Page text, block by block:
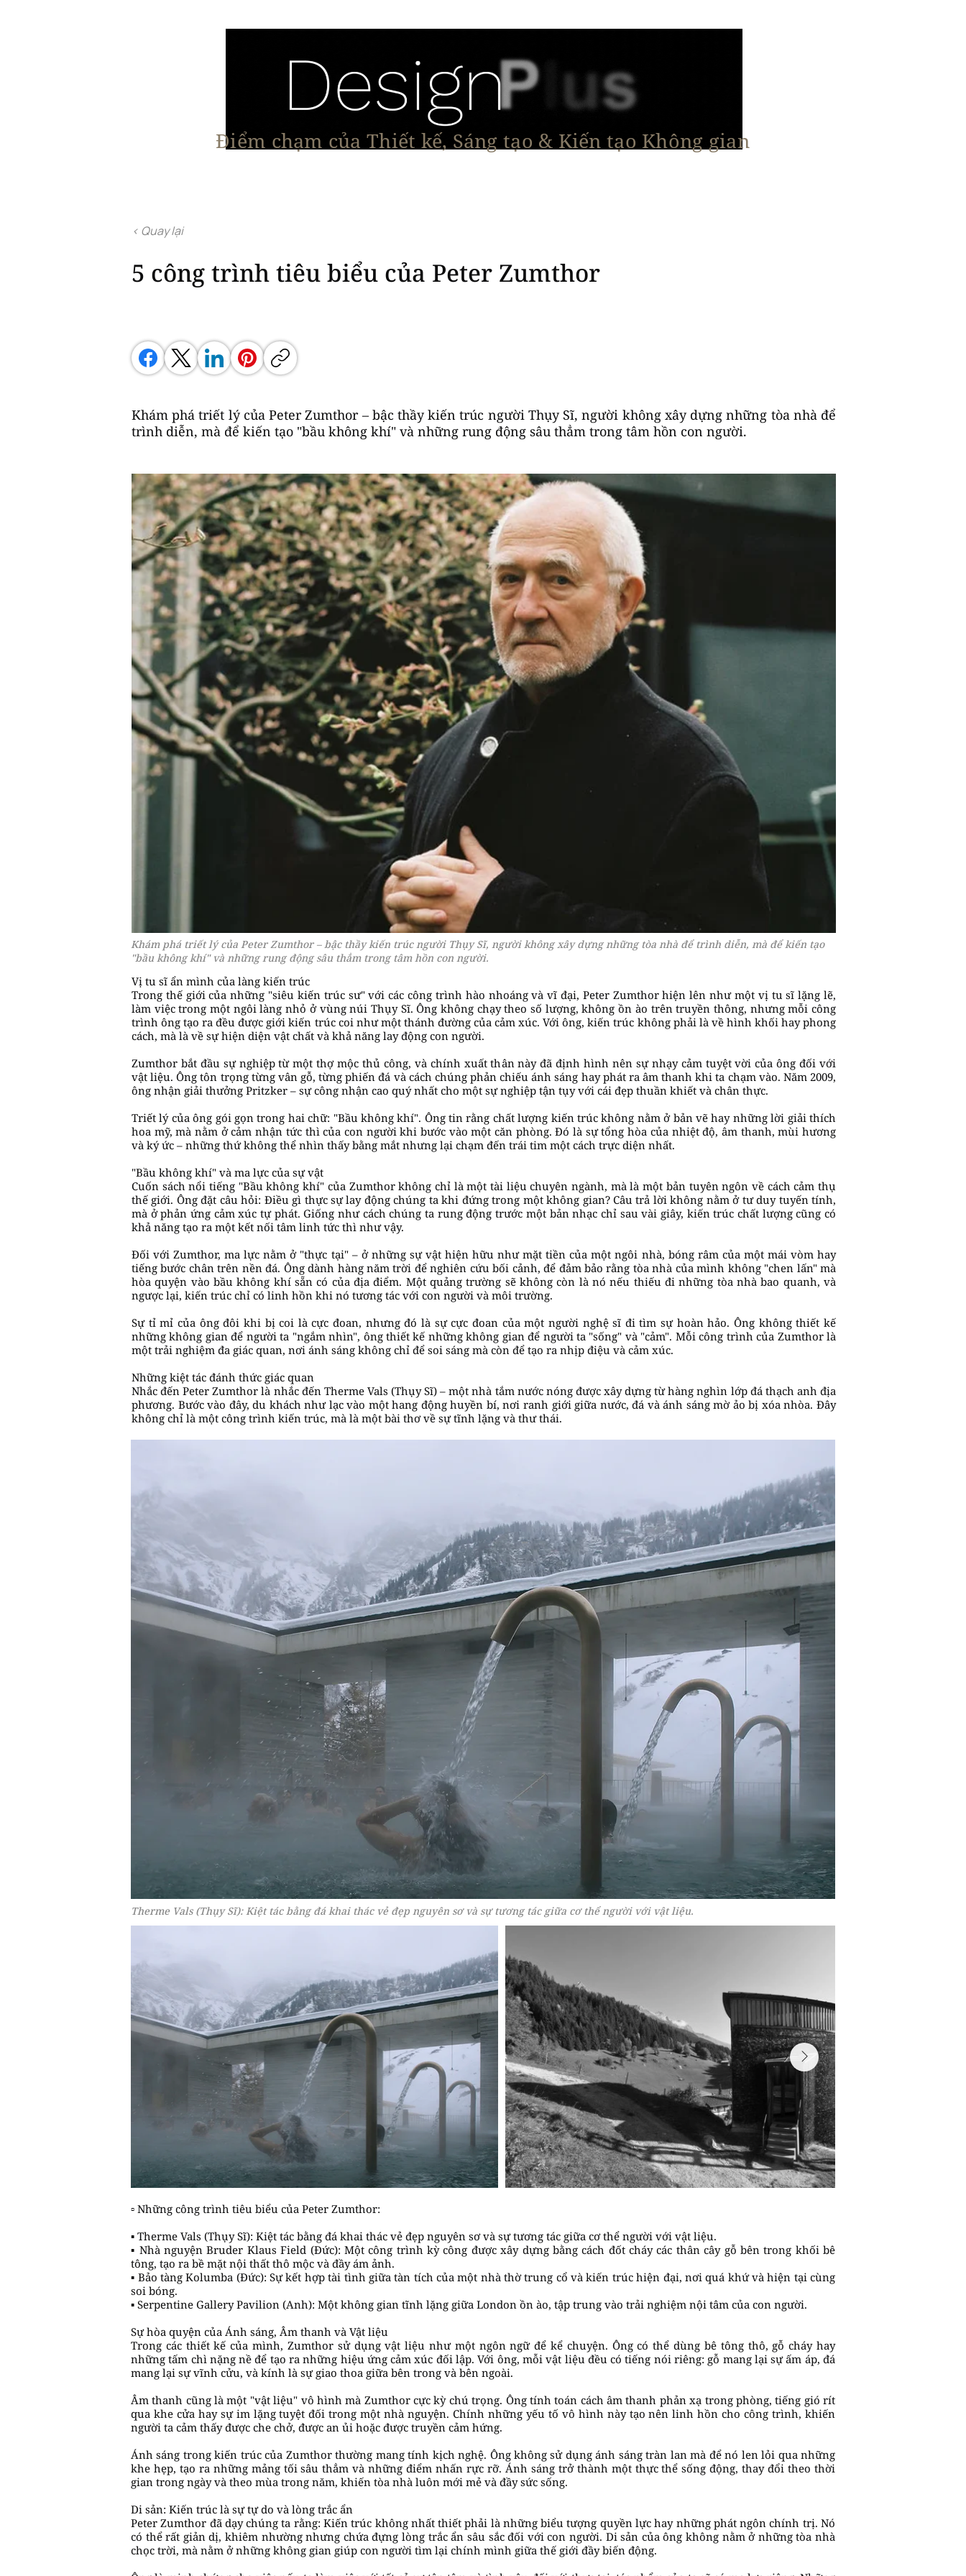
Điểm chạm của Thiết kế, Sáng tạo & Kiến tạo Không gian
< Quay lại
5 công trình tiêu biểu của Peter Zumthor
Khám phá triết lý của Peter Zumthor – bậc thầy kiến trúc người Thụy Sĩ, người không xây dựng những tòa nhà để
trình diễn, mà để kiến tạo "bầu không khí" và những rung động sâu thẳm trong tâm hồn con người.
Khám phá triết lý của Peter Zumthor – bậc thầy kiến trúc người Thụy Sĩ, người không xây dựng những tòa nhà để trình diễn, mà để kiến tạo
"bầu không khí" và những rung động sâu thẳm trong tâm hồn con người.
Vị tu sĩ ẩn mình của làng kiến trúc
Trong thế giới của những "siêu kiến trúc sư" với các công trình hào nhoáng và vĩ đại, Peter Zumthor hiện lên như một vị tu sĩ lặng lẽ,
làm việc trong một ngôi làng nhỏ ở vùng núi Thụy Sĩ. Ông không chạy theo số lượng, không ồn ào trên truyền thông, nhưng mỗi công
trình ông tạo ra đều được giới kiến trúc coi như một thánh đường của cảm xúc. Với ông, kiến trúc không phải là về hình khối hay phong
cách, mà là về sự hiện diện vật chất và khả năng lay động con người.
Zumthor bắt đầu sự nghiệp từ một thợ mộc thủ công, và chính xuất thân này đã định hình nên sự nhạy cảm tuyệt vời của ông đối với
vật liệu. Ông tôn trọng từng vân gỗ, từng phiến đá và cách chúng phản chiếu ánh sáng hay phát ra âm thanh khi ta chạm vào. Năm 2009,
ông nhận giải thưởng Pritzker – sự công nhận cao quý nhất cho một sự nghiệp tận tụy với cái đẹp thuần khiết và chân thực.
Triết lý của ông gói gọn trong hai chữ: "Bầu không khí". Ông tin rằng chất lượng kiến trúc không nằm ở bản vẽ hay những lời giải thích
hoa mỹ, mà nằm ở cảm nhận tức thì của con người khi bước vào một căn phòng. Đó là sự tổng hòa của nhiệt độ, âm thanh, mùi hương
và ký ức – những thứ không thể nhìn thấy bằng mắt nhưng lại chạm đến trái tim một cách trực diện nhất.
"Bầu không khí" và ma lực của sự vật
Cuốn sách nổi tiếng "Bầu không khí" của Zumthor không chỉ là một tài liệu chuyên ngành, mà là một bản tuyên ngôn về cách cảm thụ
thế giới. Ông đặt câu hỏi: Điều gì thực sự lay động chúng ta khi đứng trong một không gian? Câu trả lời không nằm ở tư duy tuyến tính,
mà ở phản ứng cảm xúc tự phát. Giống như cách chúng ta rung động trước một bản nhạc chỉ sau vài giây, kiến trúc chất lượng cũng có
khả năng tạo ra một kết nối tâm linh tức thì như vậy.
Đối với Zumthor, ma lực nằm ở "thực tại" – ở những sự vật hiện hữu như mặt tiền của một ngôi nhà, bóng râm của một mái vòm hay
tiếng bước chân trên nền đá. Ông dành hàng năm trời để nghiên cứu bối cảnh, để đảm bảo rằng tòa nhà của mình không "chen lấn" mà
hòa quyện vào bầu không khí sẵn có của địa điểm. Một quảng trường sẽ không còn là nó nếu thiếu đi những tòa nhà bao quanh, và
ngược lại, kiến trúc chỉ có linh hồn khi nó tương tác với con người và môi trường.
Sự tỉ mỉ của ông đôi khi bị coi là cực đoan, nhưng đó là sự cực đoan của một người nghệ sĩ đi tìm sự hoàn hảo. Ông không thiết kế
những không gian để người ta "ngắm nhìn", ông thiết kế những không gian để người ta "sống" và "cảm". Mỗi công trình của Zumthor là
một trải nghiệm đa giác quan, nơi ánh sáng không chỉ để soi sáng mà còn để tạo ra nhịp điệu và cảm xúc.
Những kiệt tác đánh thức giác quan
Nhắc đến Peter Zumthor là nhắc đến Therme Vals (Thụy Sĩ) – một nhà tắm nước nóng được xây dựng từ hàng nghìn lớp đá thạch anh địa
phương. Bước vào đây, du khách như lạc vào một hang động huyền bí, nơi ranh giới giữa nước, đá và ánh sáng mờ ảo bị xóa nhòa. Đây
không chỉ là một công trình kiến trúc, mà là một bài thơ về sự tĩnh lặng và thư thái.
Therme Vals (Thụy Sĩ): Kiệt tác bằng đá khai thác vẻ đẹp nguyên sơ và sự tương tác giữa cơ thể người với vật liệu.
▫️ Những công trình tiêu biểu của Peter Zumthor:
▪️ Therme Vals (Thụy Sĩ): Kiệt tác bằng đá khai thác vẻ đẹp nguyên sơ và sự tương tác giữa cơ thể người với vật liệu.
▪️ Nhà nguyện Bruder Klaus Field (Đức): Một công trình kỳ công được xây dựng bằng cách đốt cháy các thân cây gỗ bên trong khối bê
tông, tạo ra bề mặt nội thất thô mộc và đầy ám ảnh.
▪️ Bảo tàng Kolumba (Đức): Sự kết hợp tài tình giữa tàn tích của một nhà thờ trung cổ và kiến trúc hiện đại, nơi quá khứ và hiện tại cùng
soi bóng.
▪️ Serpentine Gallery Pavilion (Anh): Một không gian tĩnh lặng giữa London ồn ào, tập trung vào trải nghiệm nội tâm của con người.
Sự hòa quyện của Ánh sáng, Âm thanh và Vật liệu
Trong các thiết kế của mình, Zumthor sử dụng vật liệu như một ngôn ngữ để kể chuyện. Ông có thể dùng bê tông thô, gỗ cháy hay
những tấm chì nặng nề để tạo ra những hiệu ứng cảm xúc đối lập. Với ông, mỗi vật liệu đều có tiếng nói riêng: gỗ mang lại sự ấm áp, đá
mang lại sự vĩnh cửu, và kính là sự giao thoa giữa bên trong và bên ngoài.
Âm thanh cũng là một "vật liệu" vô hình mà Zumthor cực kỳ chú trọng. Ông tính toán cách âm thanh phản xạ trong phòng, tiếng gió rít
qua khe cửa hay sự im lặng tuyệt đối trong một nhà nguyện. Chính những yếu tố vô hình này tạo nên linh hồn cho công trình, khiến
người ta cảm thấy được che chở, được an ủi hoặc được truyền cảm hứng.
Ánh sáng trong kiến trúc của Zumthor thường mang tính kịch nghệ. Ông không sử dụng ánh sáng tràn lan mà để nó len lỏi qua những
khe hẹp, tạo ra những mảng tối sâu thẳm và những điểm nhấn rực rỡ. Ánh sáng trở thành một thực thể sống động, thay đổi theo thời
gian trong ngày và theo mùa trong năm, khiến tòa nhà luôn mới mẻ và đầy sức sống.
Di sản: Kiến trúc là sự tự do và lòng trắc ẩn
Peter Zumthor đã dạy chúng ta rằng: Kiến trúc không nhất thiết phải là những biểu tượng quyền lực hay những phát ngôn chính trị. Nó
có thể rất giản dị, khiêm nhường nhưng chứa đựng lòng trắc ẩn sâu sắc đối với con người. Di sản của ông không nằm ở những tòa nhà
chọc trời, mà nằm ở những không gian giúp con người tìm lại chính mình giữa thế giới đầy biến động.